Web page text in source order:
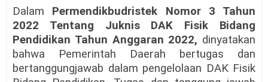
Dalam Permendikbudristek Nomor 3 Tahun
2022 Tentang Juknis DAK Fisik Bidang
Pendidikan Tahun Anggaran 2022, dinyatakan
bahwa Pemerintah Daerah bertugas dan
bertanggungjawab dalam pengelolaan DAK Fisik